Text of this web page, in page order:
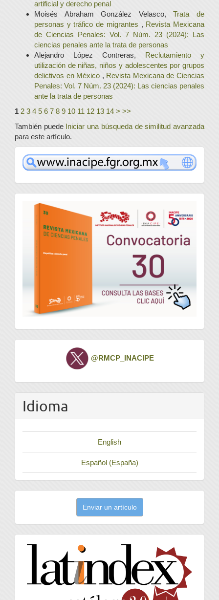
artificial y derecho penal
Moisés Abraham González Velasco,Trata de
personas y tráfico de migrantes , Revista Mexicana
de Ciencias Penales: Vol. 7 Núm. 23 (2024): Las
ciencias penales ante la trata de personas
Alejandro López Contreras, Reclutamiento y
utilización de niñas, niños y adolescentes por grupos
delictivos en México , Revista Mexicana de Ciencias
Penales: Vol. 7 Núm. 23 (2024): Las ciencias penales
ante la trata de personas
1 2 3 4 5 6 7 8 9 10 11 12 13 14 > >>
También puede Iniciar una búsqueda de similitud avanzada
para este artículo.
www
convocatoria
Twitter @RMCP_INACIPE
Idioma
English
Español (España)
artículo
Enviar un artículo
latindex